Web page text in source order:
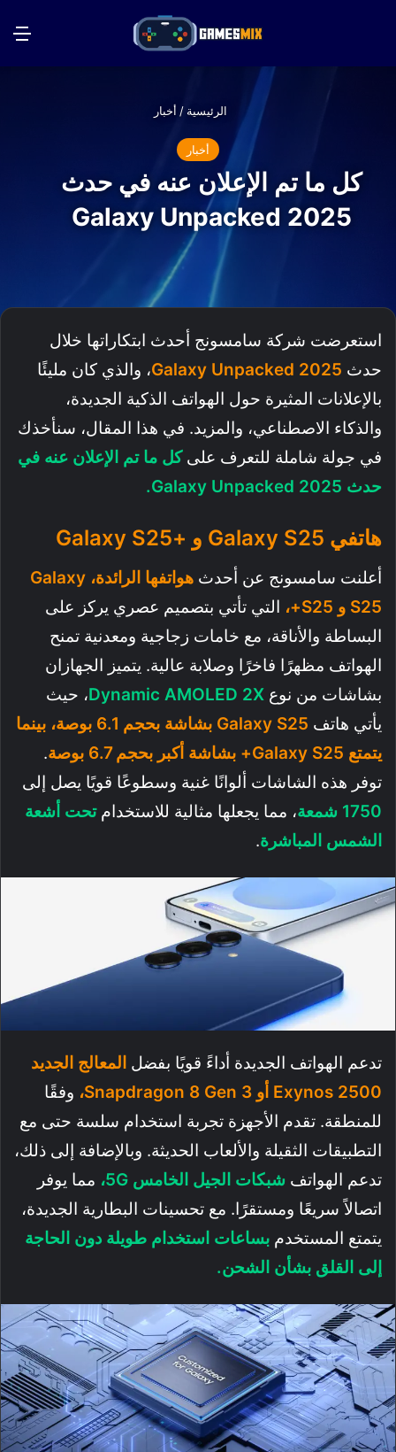
الرئيسية / أخبار
أخبار
كل ما تم الإعلان عنه في حدث
Galaxy Unpacked 2025
استعرضت شركة سامسونج أحدث ابتكاراتها خلال
حدث Galaxy Unpacked 2025، والذي كان مليئًا
بالإعلانات المثيرة حول الهواتف الذكية الجديدة،
والذكاء الاصطناعي، والمزيد. في هذا المقال، سنأخذك
في جولة شاملة للتعرف علىكل ما تم الإعلان عنه في
حدث Galaxy Unpacked 2025.
هاتفي Galaxy S25 و +Galaxy S25
أعلنت سامسونج عن أحدث
هواتفها الرائدة، Galaxy
S25 و S25+،
التي تأتي بتصميم عصري يركز على
البساطة والأناقة، مع خامات زجاجية ومعدنية تمنح
الهواتف مظهرًا فاخرًا وصلابة عالية. يتميز الجهازان
بشاشات من نوع Dynamic AMOLED 2X، حيث
يأتي هاتف
Galaxy S25 بشاشة بحجم 6.1 بوصة، بينما
يتمتع Galaxy S25+ بشاشة أكبر بحجم 6.7 بوصة
.
توفر هذه الشاشات ألوانًا غنية وسطوعًا قويًا يصل إلى
1750 شمعة
، مما يجعلها مثالية للاستخدامتحت أشعة
الشمس المباشرة.
تدعم الهواتف الجديدة أداءً قويًا بفضل المعالج الجديد
Exynos 2500 أو Snapdragon 8 Gen 3،
وفقًا
للمنطقة. تقدم الأجهزة تجربة استخدام سلسة حتى مع
التطبيقات الثقيلة والألعاب الحديثة. وبالإضافة إلى ذلك،
تدعم الهواتف شبكات الجيل الخامس 5G،
مما يوفر
اتصالاً سريعًا ومستقرًا. مع تحسينات البطارية الجديدة،
يتمتع المستخدم بساعات استخدام طويلة دون الحاجة
إلى القلق بشأن الشحن.